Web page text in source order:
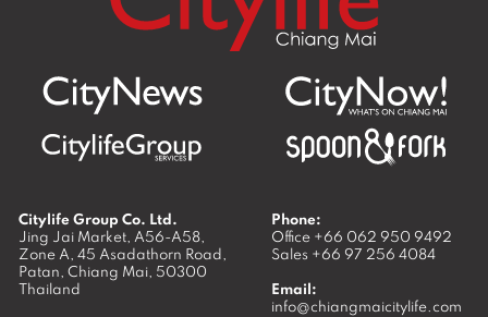
Citylife Group Co. Ltd.
Jing Jai Market, A56-A58,
Zone A, 45 Asadathorn Road,
Patan, Chiang Mai, 50300
Thailand
Phone:
Office +66 062 950 9492
Sales +66 97 256 4084
Email:
info@chiangmaicitylife.com